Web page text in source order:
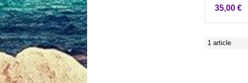
35,00 €
1 article